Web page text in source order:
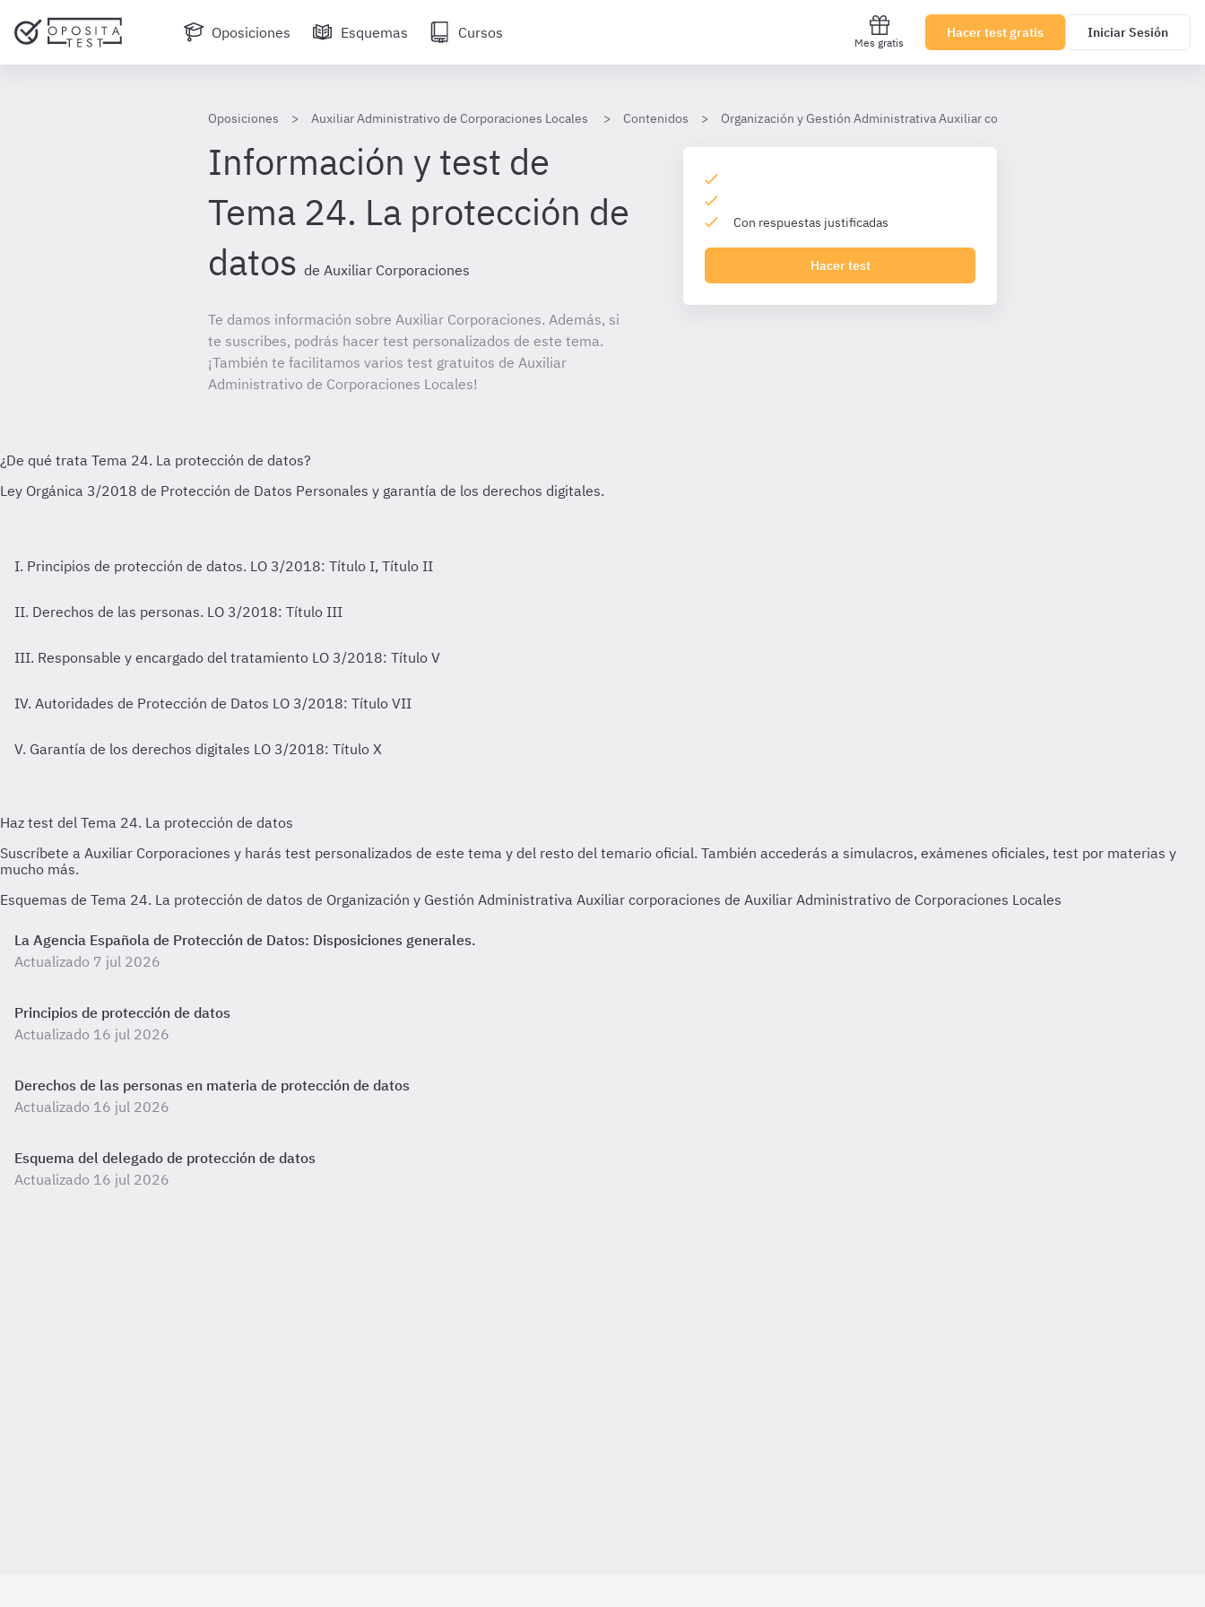
Oposiciones Esquemas Cursos
Mes gratis
Hacer test gratis Iniciar Sesión
Oposiciones Auxiliar Administrativo de Corporaciones Locales Contenidos Organización y Gestión Administrativa Auxiliar corporaciones
Información y test de
Tema 24. La protección de
datos de Auxiliar Corporaciones
Te damos información sobre Auxiliar Corporaciones. Además, si
te suscribes, podrás hacer test personalizados de este tema.
¡También te facilitamos varios test gratuitos de Auxiliar
Administrativo de Corporaciones Locales!
Con respuestas justificadas
Hacer test
I. Principios de protección de datos. LO 3/2018: Título I, Título II
II. Derechos de las personas. LO 3/2018: Título III
III. Responsable y encargado del tratamiento LO 3/2018: Título V
IV. Autoridades de Protección de Datos LO 3/2018: Título VII
V. Garantía de los derechos digitales LO 3/2018: Título X
Esquemas de Tema 24. La protección de datos de Organización y Gestión Administrativa Auxiliar corporaciones de Auxiliar Administrativo de Corporaciones Locales
La Agencia Española de Protección de Datos: Disposiciones generales.
Actualizado 7 jul 2026
Principios de protección de datos
Actualizado 16 jul 2026
Derechos de las personas en materia de protección de datos
Actualizado 16 jul 2026
Esquema del delegado de protección de datos
Actualizado 16 jul 2026